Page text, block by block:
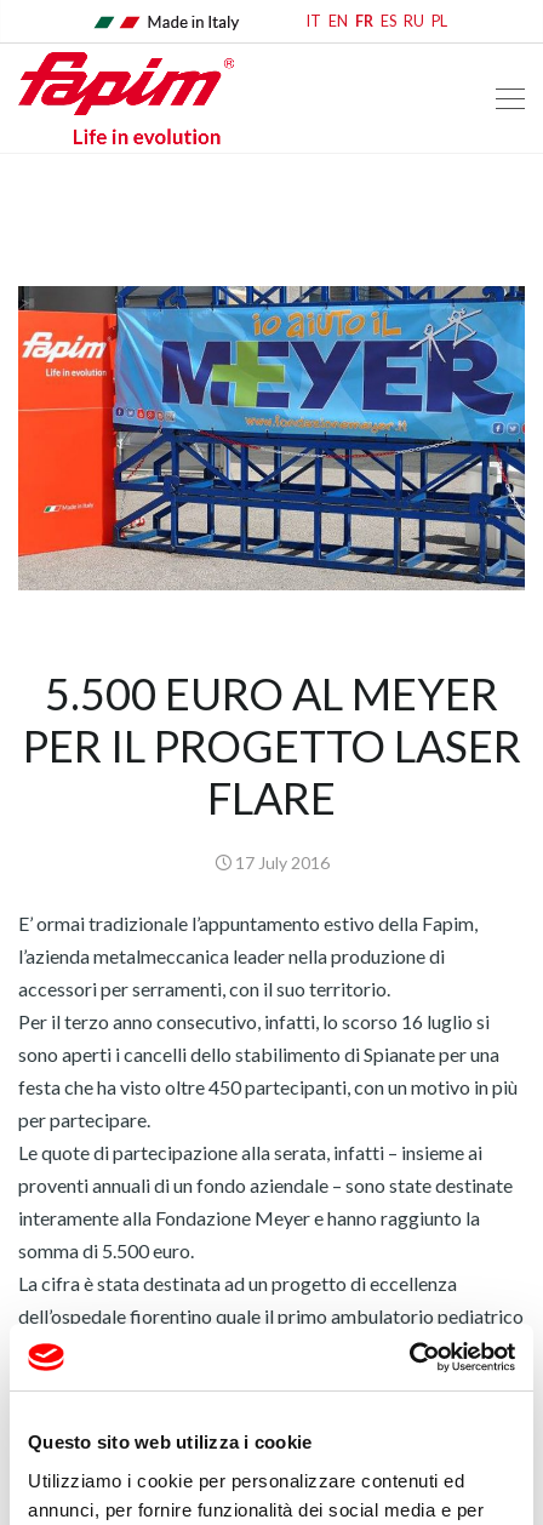
Questo sito web utilizza i cookie
Utilizziamo i cookie per personalizzare contenuti ed
annunci, per fornire funzionalità dei social media e per
IT EN FR ES RU PL
5.500 EURO AL MEYER
PER IL PROGETTO LASER
FLARE
17 July 2016
E’ ormai tradizionale l’appuntamento estivo della Fapim,
l’azienda metalmeccanica leader nella produzione di
accessori per serramenti, con il suo territorio.
Per il terzo anno consecutivo, infatti, lo scorso 16 luglio si
sono aperti i cancelli dello stabilimento di Spianate per una
festa che ha visto oltre 450 partecipanti, con un motivo in più
per partecipare.
Le quote di partecipazione alla serata, infatti – insieme ai
proventi annuali di un fondo aziendale – sono state destinate
interamente alla Fondazione Meyer e hanno raggiunto la
somma di 5.500 euro.
La cifra è stata destinata ad un progetto di eccellenza
dell’ospedale fiorentino quale il primo ambulatorio pediatrico
di immuno-reumatologia oculare d’Italia, già attivo da
che nessun centro pediatrico italiano ancora possiede.
Per Massimo Bellandi, presidente esecutivo di Fapim “è
motivo di grande soddisfazione vedere impiegati in progetti